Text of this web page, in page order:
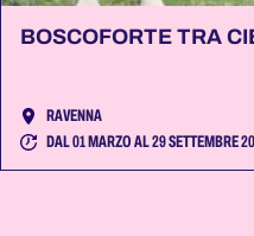
BOSCOFORTE TRA
RAVENNA
DAL 01 MARZO AL 29 SETTEMBRE